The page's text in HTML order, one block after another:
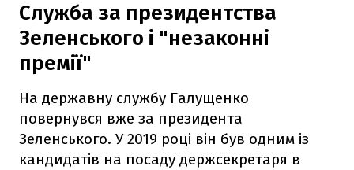
Служба за президентства
Зеленського і "незаконні
премії"
На державну службу Галущенко
повернувся вже за президента
Зеленського. У 2019 році він був одним із
кандидатів на посаду держсекретаря в